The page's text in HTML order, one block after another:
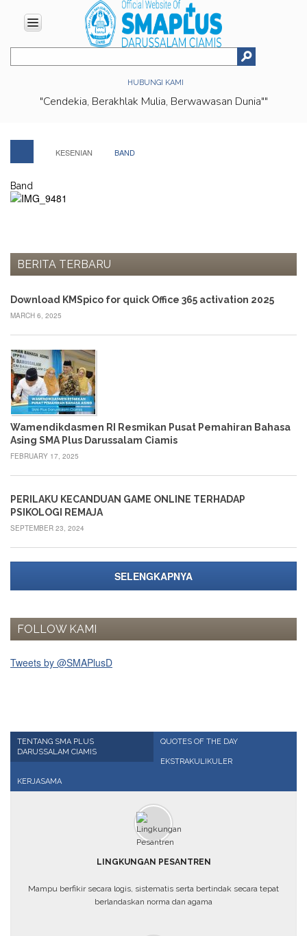
HUBUNGI KAMI
"Cendekia, Berakhlak Mulia, Berwawasan Dunia""
HOME
Organizational
Structure
Location
Pesantren
Penguatan
Services
TEAM
Adviser
Principal
Teacher
Administration
Staff
Extracurricular
EVENT
ALUMNI
Registration
Testimonial
KESENIAN BAND
Band
BERITA TERBARU
Download KMSpico for quick Office 365 activation 2025
MARCH 6, 2025
Wamendikdasmen RI Resmikan Pusat Pemahiran Bahasa
Asing SMA Plus Darussalam Ciamis
FEBRUARY 17, 2025
PERILAKU KECANDUAN GAME ONLINE TERHADAP
PSIKOLOGI REMAJA
SEPTEMBER 23, 2024
SELENGKAPNYA
FOLLOW KAMI
Tweets by @SMAPlusD
TENTANG SMA PLUS
DARUSSALAM CIAMIS
QUOTES OF THE DAY
EKSTRAKULIKULER
KERJASAMA
LINGKUNGAN PESANTREN
Mampu berfikir secara logis, sistematis serta bertindak secara tepat
berlandaskan norma dan agama